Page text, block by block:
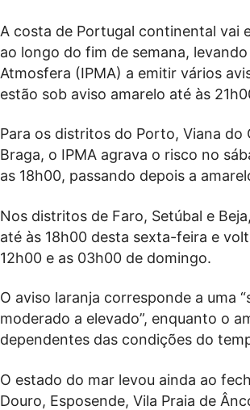
A costa de Portugal continental vai
ao longo do fim de semana,
Atmosfera (IPMA) a emitir vários
estão sob aviso amarelo até às
Para os distritos do Porto, Viana do
Braga, o IPMA agrava o risco no
as 18h00, passando depois a
Nos distritos de Faro, Setúbal e
até às 18h00 desta sexta-feira e
12h00 e as 03h00 de domingo.
O aviso laranja corresponde a uma
moderado a elevado”, enquanto o
dependentes das condições do
O estado do mar levou ainda ao
Douro, Esposende, Vila Praia de